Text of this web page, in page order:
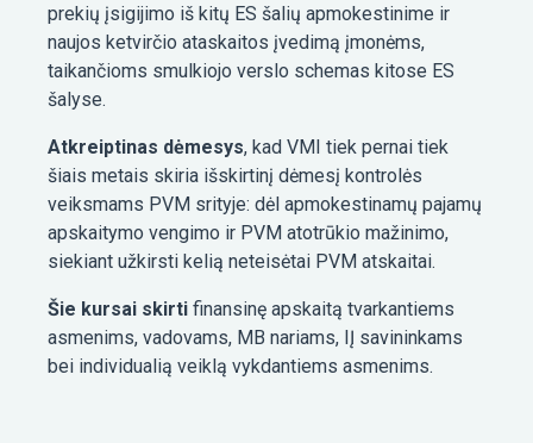
prekių įsigijimo iš kitų ES šalių apmokestinime ir
naujos ketvirčio ataskaitos įvedimą įmonėms,
taikančioms smulkiojo verslo schemas kitose ES
šalyse.
Atkreiptinas dėmesys, kad VMI tiek pernai tiek
šiais metais skiria išskirtinį dėmesį kontrolės
veiksmams PVM srityje: dėl apmokestinamų pajamų
apskaitymo vengimo ir PVM atotrūkio mažinimo,
siekiant užkirsti kelią neteisėtai PVM atskaitai.
Šie kursai skirti finansinę apskaitą tvarkantiems
asmenims, vadovams, MB nariams, IĮ savininkams
bei individualią veiklą vykdantiems asmenims.